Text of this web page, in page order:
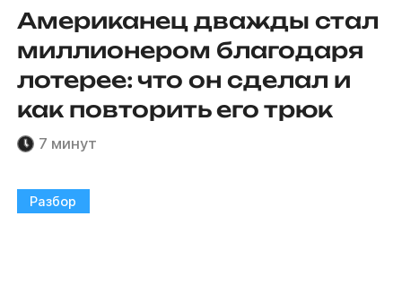
Американец дважды стал
миллионером благодаря
лотерее: что он сделал и
как повторить его трюк
7 минут
Разбор